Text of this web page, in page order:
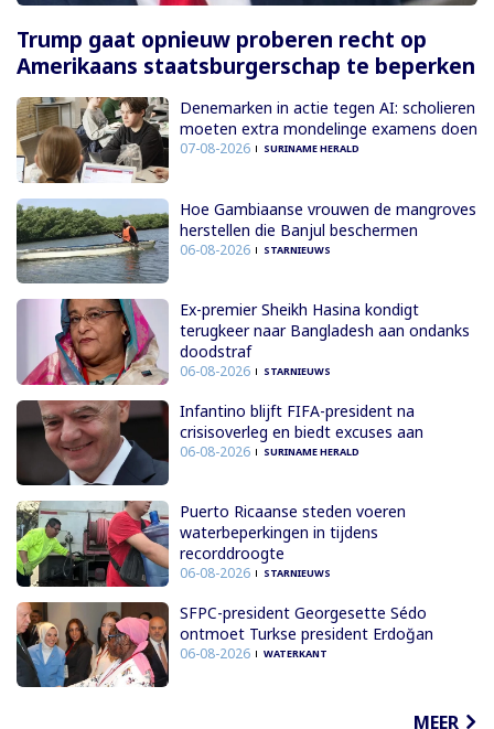
Trump gaat opnieuw proberen recht op
Amerikaans staatsburgerschap te beperken
Denemarken in actie tegen AI: scholieren
moeten extra mondelinge examens doen
07-08-2026 SURINAME HERALD
Hoe Gambiaanse vrouwen de mangroves
herstellen die Banjul beschermen
06-08-2026 STARNIEUWS
Ex-premier Sheikh Hasina kondigt
terugkeer naar Bangladesh aan ondanks
doodstraf
06-08-2026 STARNIEUWS
Infantino blijft FIFA-president na
crisisoverleg en biedt excuses aan
06-08-2026 SURINAME HERALD
Puerto Ricaanse steden voeren
waterbeperkingen in tijdens
recorddroogte
06-08-2026 STARNIEUWS
SFPC-president Georgesette Sédo
ontmoet Turkse president Erdoğan
06-08-2026 WATERKANT
MEER